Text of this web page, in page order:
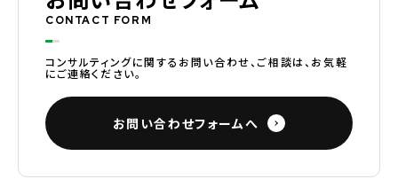
CONTACT FORM
コンサルティングに関するお問い合わせ、ご相談は、お気軽
にご連絡ください。
お問い合わせフォームへ